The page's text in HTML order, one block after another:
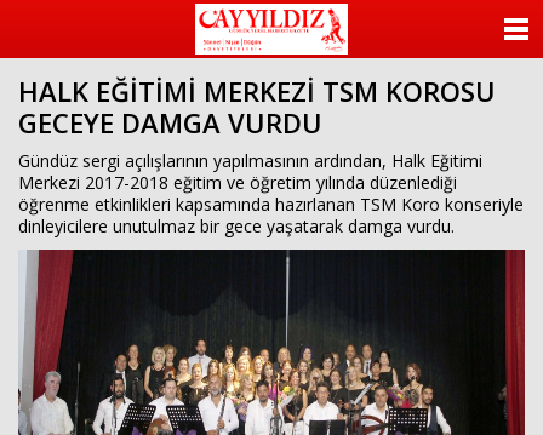
HALK EĞİTİMİ MERKEZİ TSM KOROSU
GECEYE DAMGA VURDU
Gündüz sergi açılışlarının yapılmasının ardından, Halk Eğitimi
Merkezi 2017-2018 eğitim ve öğretim yılında düzenlediği
öğrenme etkinlikleri kapsamında hazırlanan TSM Koro konseriyle
dinleyicilere unutulmaz bir gece yaşatarak damga vurdu.
KATEGORİLER
ANKETLER
KÜNYE